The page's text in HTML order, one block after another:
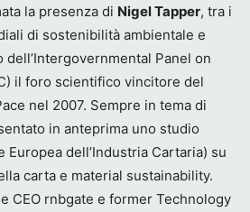
la presenza di Nigel Tapper, tra i
di sostenibilità ambientale e
Panel on
il foro scientifico vincitore del
nel 2007. Sempre in tema di
in anteprima uno studio
Europea dell’Industria Cartaria) su
carta e material sustainability.
CEO rnbgate e former Technology